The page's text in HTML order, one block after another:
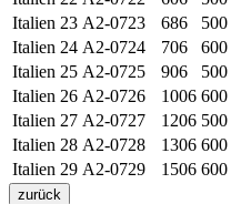
Italien 23 A2-0723 686 500
Italien 24 A2-0724 706 600
Italien 25 A2-0725 906 500
Italien 26 A2-0726 1006 600
Italien 27 A2-0727 1206 500
Italien 28 A2-0728 1306 600
Italien 29 A2-0729 1506 600